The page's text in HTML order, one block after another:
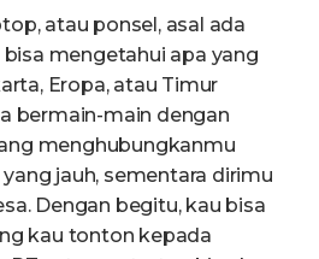
atau ponsel, asal ada
mengetahui apa yang
Eropa, atau Timur
bermain-main dengan
menghubungkanmu
jauh, sementara dirimu
Dengan begitu, kau bisa
kau tonton kepada